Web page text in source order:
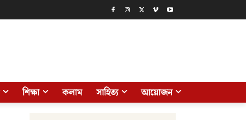
শিক্ষা কলাম সাহিত্য আয়োজন